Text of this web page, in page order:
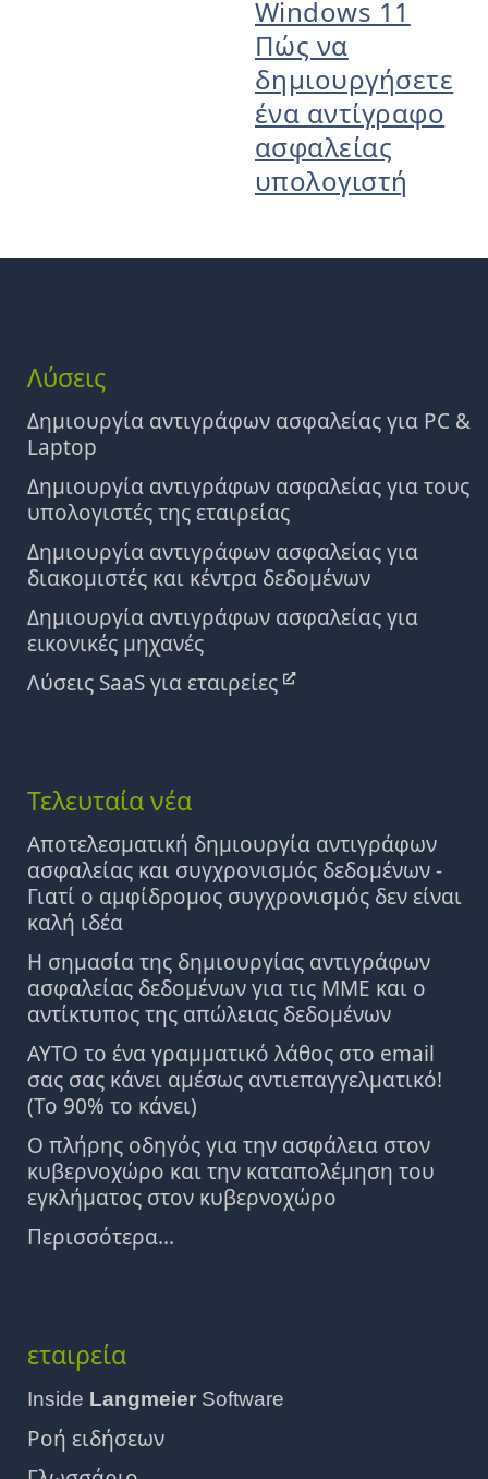
Windows 11
Πώς να
δημιουργήσετε
ένα αντίγραφο
ασφαλείας
υπολογιστή
Λύσεις
Δημιουργία αντιγράφων ασφαλείας για PC &
Laptop
Δημιουργία αντιγράφων ασφαλείας για τους
υπολογιστές της εταιρείας
Δημιουργία αντιγράφων ασφαλείας για
διακομιστές και κέντρα δεδομένων
Δημιουργία αντιγράφων ασφαλείας για
εικονικές μηχανές
Λύσεις SaaS για εταιρείες
Τελευταία νέα
Αποτελεσματική δημιουργία αντιγράφων
ασφαλείας και συγχρονισμός δεδομένων -
Γιατί ο αμφίδρομος συγχρονισμός δεν είναι
καλή ιδέα
Η σημασία της δημιουργίας αντιγράφων
ασφαλείας δεδομένων για τις ΜΜΕ και ο
αντίκτυπος της απώλειας δεδομένων
ΑΥΤΟ το ένα γραμματικό λάθος στο email
σας σας κάνει αμέσως αντιεπαγγελματικό!
(Το 90% το κάνει)
Ο πλήρης οδηγός για την ασφάλεια στον
κυβερνοχώρο και την καταπολέμηση του
εγκλήματος στον κυβερνοχώρο
Περισσότερα...
εταιρεία
Inside Langmeier Software
Ροή ειδήσεων